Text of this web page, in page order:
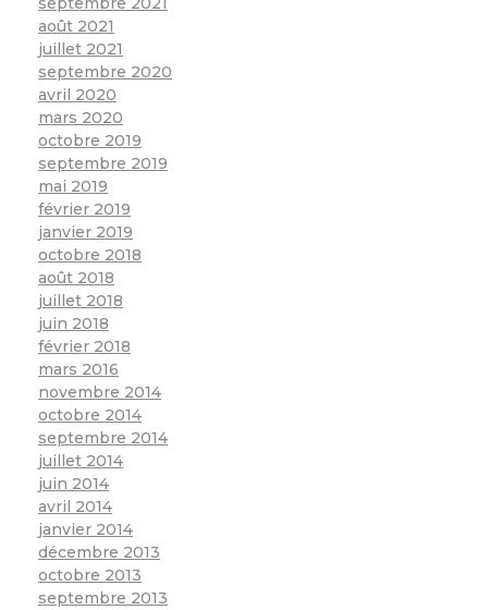
août 2021
juillet 2021
septembre 2020
avril 2020
mars 2020
octobre 2019
septembre 2019
mai 2019
février 2019
janvier 2019
octobre 2018
août 2018
juillet 2018
juin 2018
février 2018
mars 2016
novembre 2014
octobre 2014
septembre 2014
juillet 2014
juin 2014
avril 2014
janvier 2014
décembre 2013
octobre 2013
septembre 2013